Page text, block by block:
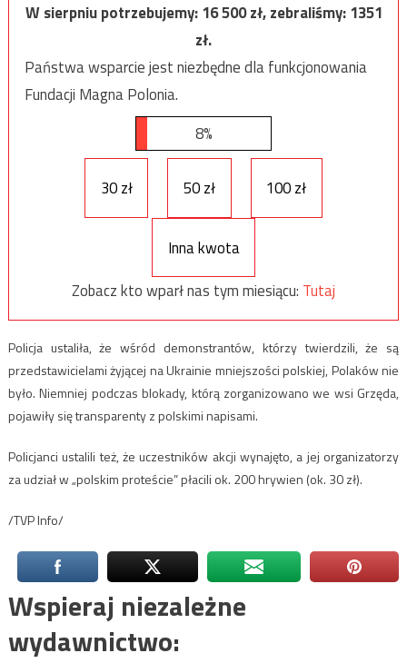
W sierpniu potrzebujemy:16 500zł, zebraliśmy:1351
zł.
Państwa wsparcie jest niezbędne dla funkcjonowania
Fundacji Magna Polonia.
8%
30 zł 50 zł 100 zł
Inna kwota
Zobacz kto wparł nas tym miesiącu: Tutaj
Policja ustaliła, że wśród demonstrantów, którzy twierdzili, że są
przedstawicielami żyjącej na Ukrainie mniejszości polskiej, Polaków nie
było. Niemniej podczas blokady, którą zorganizowano we wsi Grzęda,
pojawiły się transparenty z polskimi napisami.
Policjanci ustalili też, że uczestników akcji wynajęto, a jej organizatorzy
za udział w „polskim proteście” płacili ok. 200 hrywien (ok. 30 zł).
/TVP Info/
Wspieraj niezależne
wydawnictwo: